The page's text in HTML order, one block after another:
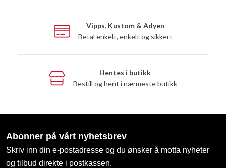
Vipps, Kustom & Adyen
Betal enkelt, enkelt og sikkert
Hentes i butikk
Bestill og hent i nærmeste butikk
Abonner på vårt nyhetsbrev
Skriv inn din e-postadresse og du ønsker å motta nyheter
og tilbud direkte i postkassen.